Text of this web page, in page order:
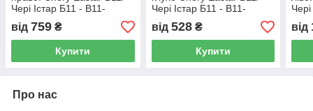
Чері Істар Б11 - B11-
5203212, (з розбірки)
від 759 ₴
Купити
Чері Істар Б11 - B11-
5203213, (з розбірки)
від 528₴
Купити
від
Про нас